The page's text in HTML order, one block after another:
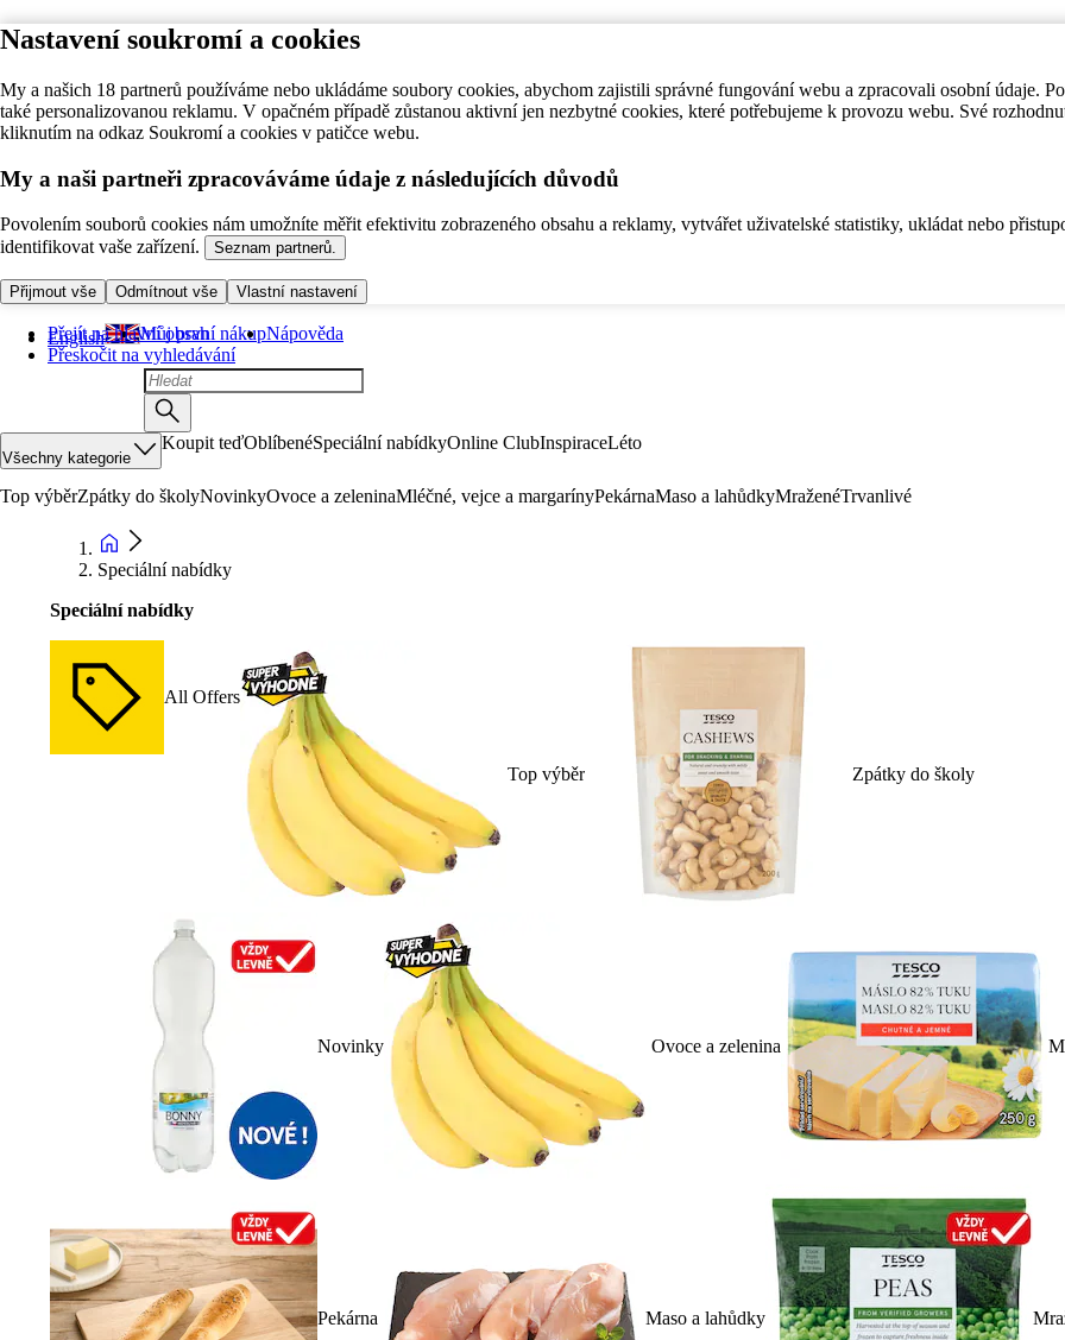
Nastavení soukromí a cookies
My a našich 18 partnerů používáme nebo ukládáme soubory cookies, abychom zajistili správné fungování webu a zpracovali osobní údaje.
také personalizovanou reklamu. V opačném případě zůstanou aktivní jen nezbytné cookies, které potřebujeme k provozu webu. Své
kliknutím na odkaz Soukromí a cookies v patičce webu.
My a naši partneři zpracováváme údaje z následujících důvodů
Povolením souborů cookies nám umožníte měřit efektivitu zobrazeného obsahu a reklamy, vytvářet uživatelské statistiky, ukládat nebo
identifikovat vaše zařízení.
Seznam partnerů.
Přijmout vše Odmítnout vše Vlastní nastavení
Přejít na hlavní obsah
Přeskočit na vyhledávání
English Můj první nákupNápověda
Všechny kategorie
Koupit teďOblíbenéSpeciální nabídkyOnline ClubInspiraceLéto
Top výběrZpátky do školyNovinkyOvoce a zeleninaMléčné, vejce a margarínyPekárnaMaso a lahůdkyMraženéTrvanlivé
Speciální nabídky
Speciální nabídky
All Offers
Top výběr Zpátky do školy
Novinky Ovoce a zelenina
Pekárna Maso a lahůdky